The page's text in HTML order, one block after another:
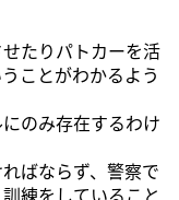
たりパトカーを活
ことがわかるよう
のみ存在するわけ
ばならず、警察で
練をしていること